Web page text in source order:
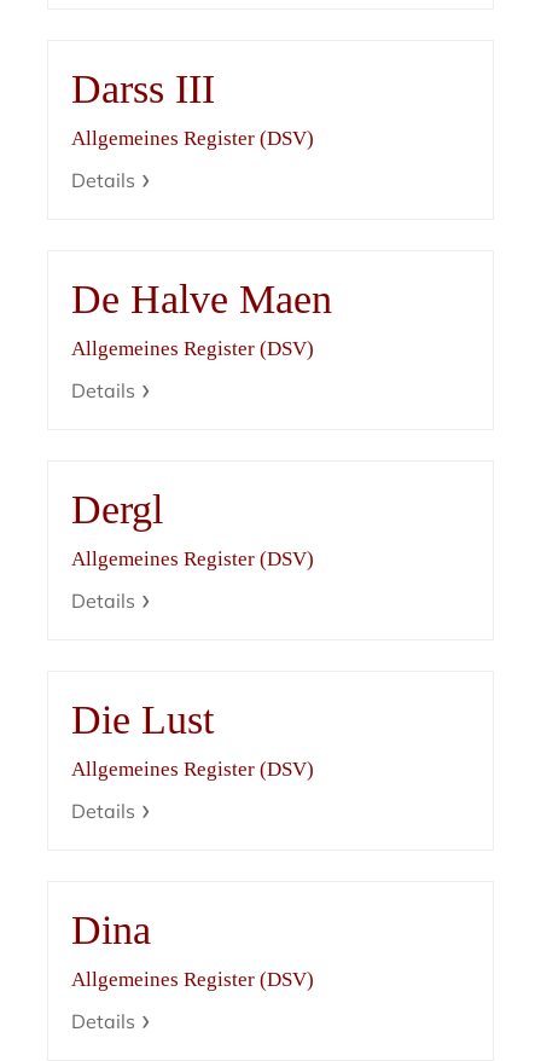
Darss III
Allgemeines Register (DSV)
Details
De Halve Maen
Allgemeines Register (DSV)
Details
Dergl
Allgemeines Register (DSV)
Details
Die Lust
Allgemeines Register (DSV)
Details
Dina
Allgemeines Register (DSV)
Details